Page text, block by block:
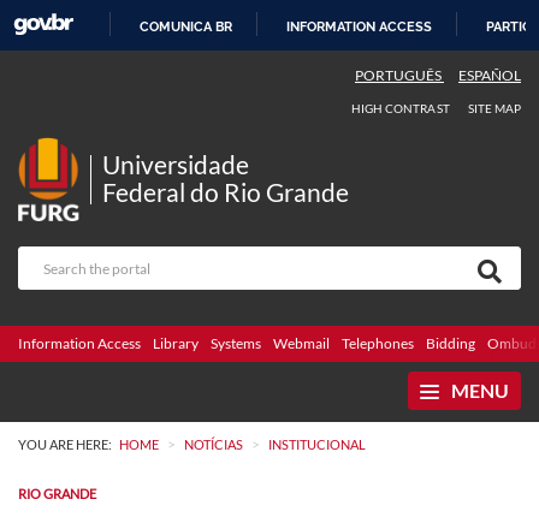
COMUNICA BR INFORMATION ACCESS
PORTUGUÊS ESPAÑOL
HIGH CONTRAST SITE MAP
Universidade
Federal do Rio Grande
Information Access Library Systems Webmail Telephones Bidding
MENU
YOU ARE HERE: HOME > NOTÍCIAS > INSTITUCIONAL
RIO GRANDE